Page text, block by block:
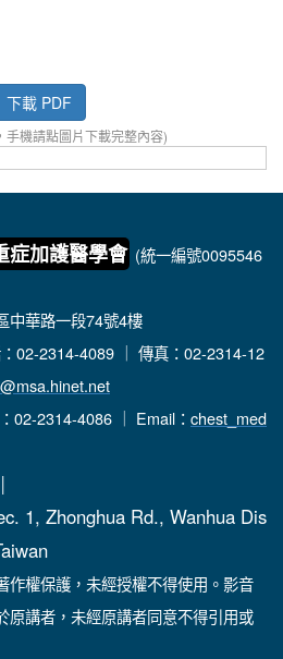
下載 PDF
手機請點圖片下載完整內容)
症加護醫學會 (統一編號0095546
中華路一段74號4樓
02-2314-4089 ｜ 傳真：02-2314-12
02-2314-4086 ｜ Email： chest_med
1, Zhonghua Rd., Wanhua Dis
作權保護，未經授權不得使用。影音
原講者，未經原講者同意不得引用或